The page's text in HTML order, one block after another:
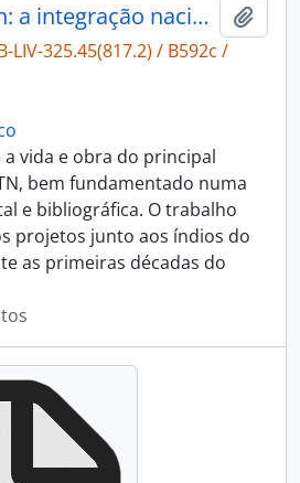
Cândido Rondon: a integração nacional.
LIV-325.45(817.2) / B592c /
vida e obra do principal
bem fundamentado numa
e bibliográfica. O trabalho
projetos junto aos índios do
as primeiras décadas do